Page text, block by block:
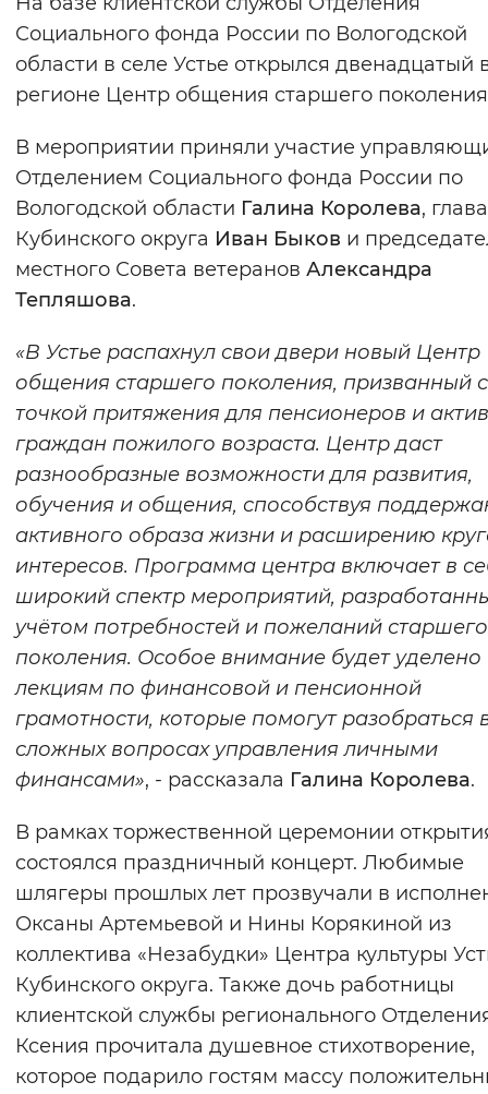
Цвет сайта
Монохромный Инверсивный
Изображения
Включены Выключены
Звуковой ассистент
Вернуть стандартные настройки
Социального фонда России по Вологодской
области в селе Устье открылся двенадцатый
регионе Центр общения старшего
В мероприятии приняли участие
Отделением Социального фонда России по
Вологодской области Галина Королева,
Кубинского округа Иван Быков и
местного Совета ветеранов Александра
Тепляшова.
«В Устье распахнул свои двери новый Центр
общения старшего поколения, призванный
точкой притяжения для пенсионеров и
граждан пожилого возраста. Центр даст
разнообразные возможности для развития,
обучения и общения, способствуя
активного образа жизни и расширению
интересов. Программа центра включает в
широкий спектр мероприятий,
учётом потребностей и пожеланий старшего
поколения. Особое внимание будет уделено
лекциям по финансовой и пенсионной
грамотности, которые помогут разобраться
сложных вопросах управления личными
финансами», - рассказала Галина Королева.
В рамках торжественной церемонии
состоялся праздничный концерт. Любимые
шлягеры прошлых лет прозвучали в
Оксаны Артемьевой и Нины Корякиной из
коллектива «Незабудки» Центра культуры
Кубинского округа. Также дочь работницы
клиентской службы регионального
Ксения прочитала душевное стихотворение,
которое подарило гостям массу